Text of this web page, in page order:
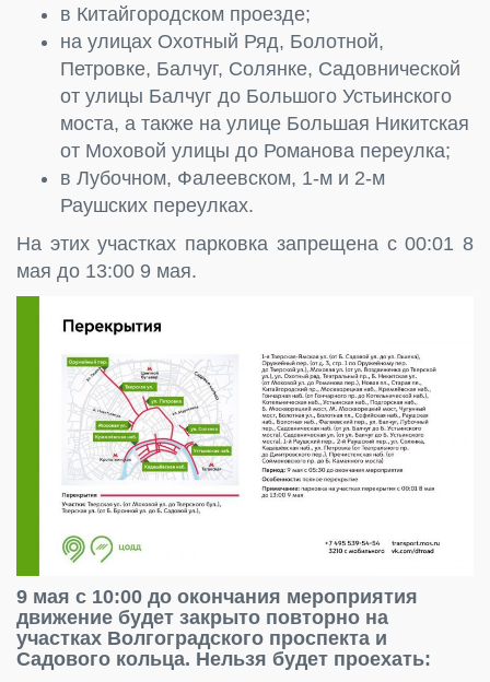
в Китайгородском проезде;
на улицах Охотный Ряд, Болотной,
Петровке, Балчуг, Солянке, Садовнической
от улицы Балчуг до Большого Устьинского
моста, а также на улице Большая Никитская
от Моховой улицы до Романова переулка;
в Лубочном, Фалеевском, 1-м и 2-м
Раушских переулках.
На этих участках парковка запрещена с 00:01 8
мая до 13:00 9 мая.
9 мая с 10:00 до окончания мероприятия
движение будет закрыто повторно на
участках Волгоградского проспекта и
Садового кольца. Нельзя будет проехать: